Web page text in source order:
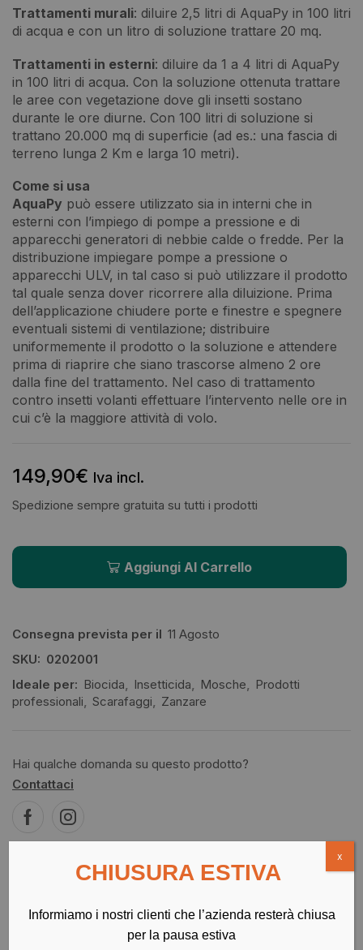
Trattamenti murali: diluire 2,5 litri di AquaPy in 100 litri
di acqua e con un litro di soluzione trattare 20 mq.
Trattamenti in esterni: diluire da 1 a 4 litri di AquaPy
in 100 litri di acqua. Con la soluzione ottenuta trattare
le aree con vegetazione dove gli insetti sostano
durante le ore diurne. Con 100 litri di soluzione si
trattano 20.000 mq di superficie (ad es.: una fascia di
terreno lunga 2 Km e larga 10 metri).
Come si usa
AquaPy può essere utilizzato sia in interni che in
esterni con l’impiego di pompe a pressione e di
apparecchi generatori di nebbie calde o fredde. Per la
distribuzione impiegare pompe a pressione o
apparecchi ULV, in tal caso si può utilizzare il prodotto
tal quale senza dover ricorrere alla diluizione. Prima
dell’applicazione chiudere porte e finestre e spegnere
eventuali sistemi di ventilazione; distribuire
uniformemente il prodotto o la soluzione e attendere
prima di riaprire che siano trascorse almeno 2 ore
dalla fine del trattamento. Nel caso di trattamento
contro insetti volanti effettuare l’intervento nelle ore in
cui c’è la maggiore attività di volo.
149,90€ Iva incl.
Spedizione sempre gratuita su tutti i prodotti
Aggiungi Al Carrello
Consegna prevista per il 11 Agosto
SKU: 0202001
Ideale per: Biocida, Insetticida, Mosche, Prodotti
professionali, Scarafaggi, Zanzare
Hai qualche domanda su questo prodotto?
Contattaci
CHIUSURA ESTIVA
Informiamo i nostri clienti che l’azienda resterà chiusa
per la pausa estiva
x